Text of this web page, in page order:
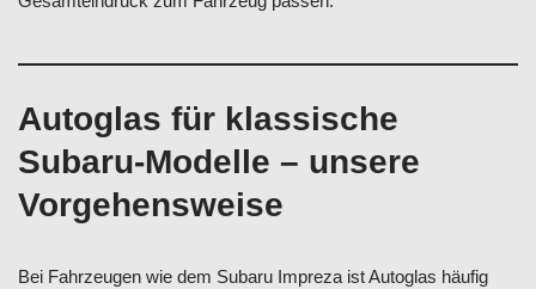
Autoglas für klassische
Subaru-Modelle – unsere
Vorgehensweise
Bei Fahrzeugen wie dem Subaru Impreza ist Autoglas häufig